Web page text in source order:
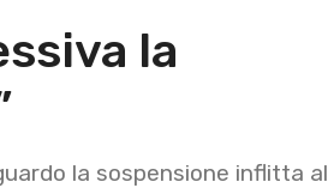
la
la sospensione inflitta al